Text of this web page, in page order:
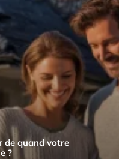
de quand votre
?